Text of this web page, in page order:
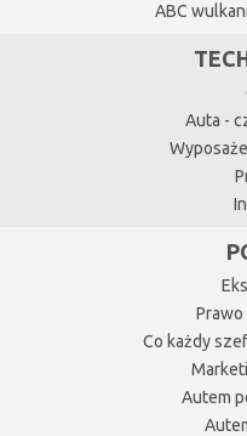
ABC
Auta -
Co każdy
Autem